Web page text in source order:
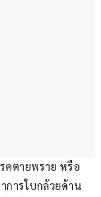
คตายพราย หรือ
การใบกล้วยด้าน